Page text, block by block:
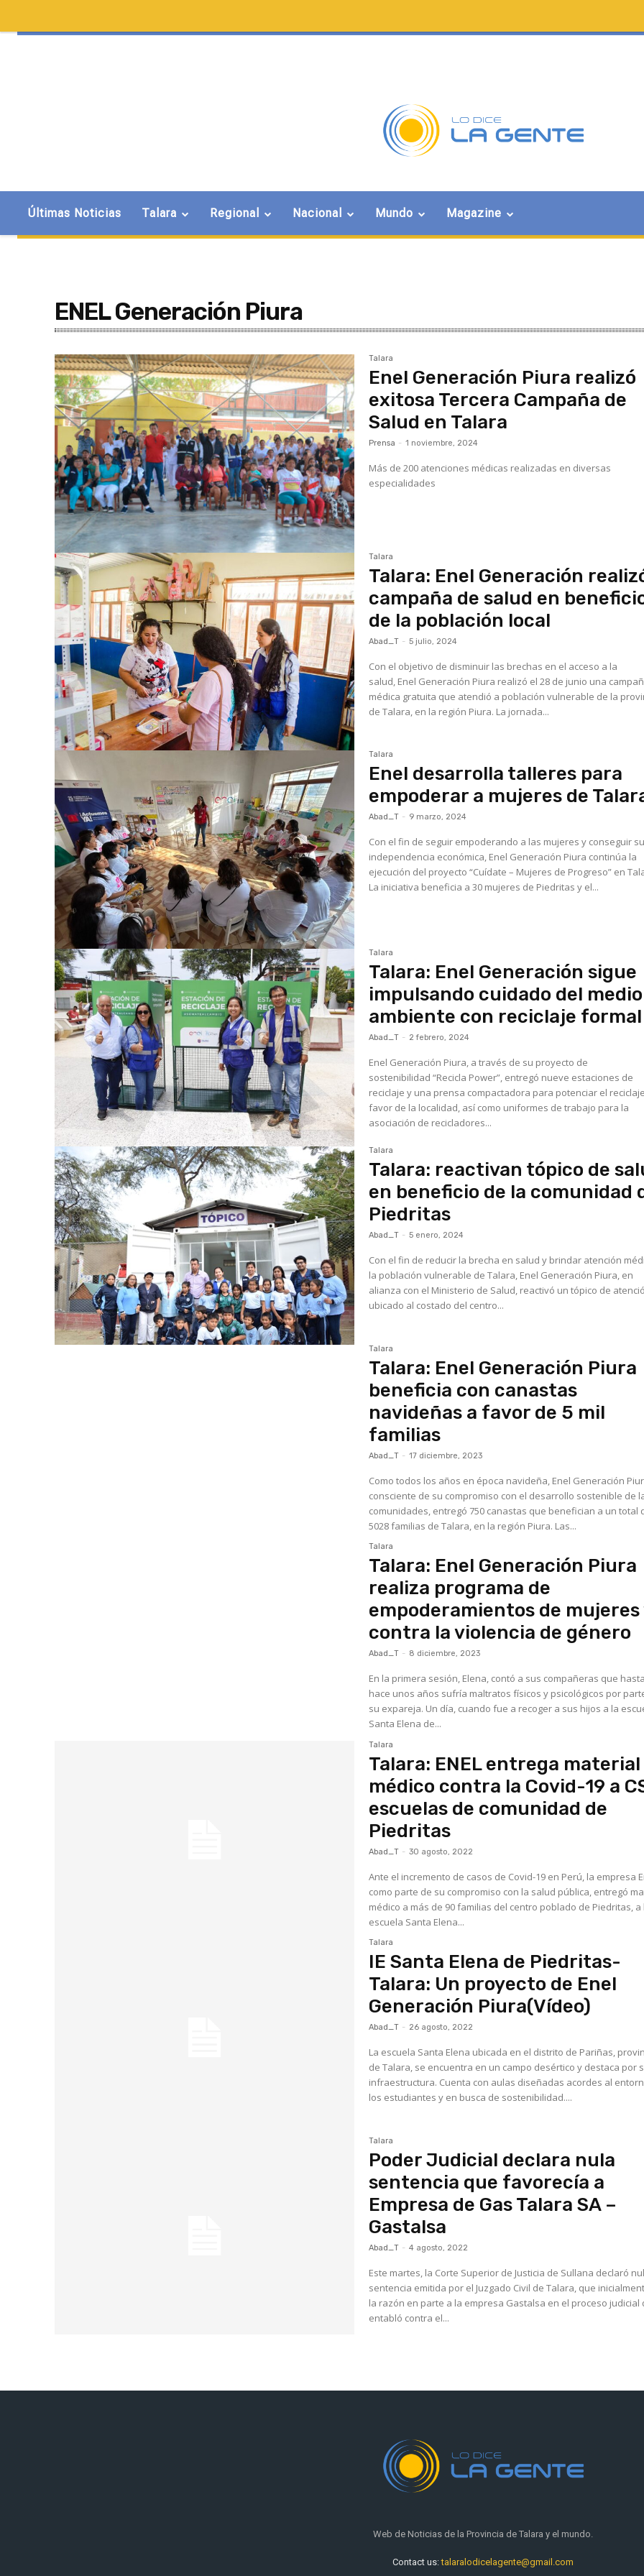
Últimas Noticias Talara Regional Nacional Mundo Magazine
ENEL Generación Piura
Talara
Enel Generación Piura realizó
exitosa Tercera Campaña de
Salud en Talara
Prensa - 1 noviembre, 2024
Más de 200 atenciones médicas realizadas en diversas
especialidades
Talara
Talara: Enel Generación
campaña de salud en
de la población local
Abad_T - 5 julio, 2024
Con el objetivo de disminuir las brechas en el acceso a la
salud, Enel Generación Piura realizó el 28 de junio una
médica gratuita que atendió a población vulnerable de la
de Talara, en la región Piura. La jornada...
Talara
Enel desarrolla talleres para
empoderar a mujeres de
Abad_T - 9 marzo, 2024
Con el fin de seguir empoderando a las mujeres y conseguir su
independencia económica, Enel Generación Piura continúa la
ejecución del proyecto “Cuídate – Mujeres de Progreso” en
La iniciativa beneficia a 30 mujeres de Piedritas y el...
Talara
Talara: Enel Generación sigue
impulsando cuidado del medio
ambiente con reciclaje formal
Abad_T - 2 febrero, 2024
Enel Generación Piura, a través de su proyecto de
sostenibilidad “Recicla Power”, entregó nueve estaciones de
reciclaje y una prensa compactadora para potenciar el
favor de la localidad, así como uniformes de trabajo para la
asociación de recicladores...
Talara
Talara: reactivan tópico de
en beneficio de la comunidad
Piedritas
Abad_T - 5 enero, 2024
Con el fin de reducir la brecha en salud y brindar atención
la población vulnerable de Talara, Enel Generación Piura, en
alianza con el Ministerio de Salud, reactivó un tópico de
ubicado al costado del centro...
Talara
Talara: Enel Generación Piura
beneficia con canastas
navideñas a favor de 5 mil
familias
Abad_T - 17 diciembre, 2023
Como todos los años en época navideña, Enel Generación
consciente de su compromiso con el desarrollo sostenible de
comunidades, entregó 750 canastas que benefician a un total
5028 familias de Talara, en la región Piura. Las...
Talara
Talara: Enel Generación Piura
realiza programa de
empoderamientos de mujeres
contra la violencia de género
Abad_T - 8 diciembre, 2023
En la primera sesión, Elena, contó a sus compañeras que hasta
hace unos años sufría maltratos físicos y psicológicos por
su expareja. Un día, cuando fue a recoger a sus hijos a la
Santa Elena de...
Talara
Talara: ENEL entrega material
médico contra la Covid-19 a
escuelas de comunidad de
Piedritas
Abad_T - 30 agosto, 2022
Ante el incremento de casos de Covid-19 en Perú, la empresa
como parte de su compromiso con la salud pública, entregó
médico a más de 90 familias del centro poblado de Piedritas, a
escuela Santa Elena...
Talara
IE Santa Elena de Piedritas-
Talara: Un proyecto de Enel
Generación Piura(Vídeo)
Abad_T - 26 agosto, 2022
La escuela Santa Elena ubicada en el distrito de Pariñas,
de Talara, se encuentra en un campo desértico y destaca por
infraestructura. Cuenta con aulas diseñadas acordes al
los estudiantes y en busca de sostenibilidad....
Talara
Poder Judicial declara nula
sentencia que favorecía a
Empresa de Gas Talara SA –
Gastalsa
Abad_T - 4 agosto, 2022
Este martes, la Corte Superior de Justicia de Sullana declaró
sentencia emitida por el Juzgado Civil de Talara, que
la razón en parte a la empresa Gastalsa en el proceso judicial
entabló contra el...
Web de Noticias de la Provincia de Talara y el mundo.
Contact us:talaralodicelagente@gmail.com